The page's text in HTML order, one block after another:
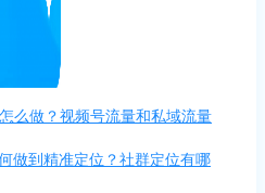
么做？视频号流量和私域流量
做到精准定位？社群定位有哪